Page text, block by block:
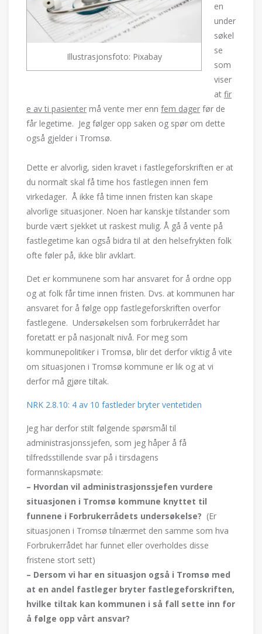
Illustrasjonsfoto: Pixabay
en
under
søkel
se
som
viser
at fir
e av ti pasienter må vente mer enn fem dager før de
får legetime. Jeg følger opp saken og spør om dette
også gjelder i Tromsø.
Dette er alvorlig, siden kravet i fastlegeforskriften er at
du normalt skal få time hos fastlegen innen fem
virkedager. Å ikke få time innen fristen kan skape
alvorlige situasjoner. Noen har kanskje tilstander som
burde vært sjekket ut raskest mulig. Å gå å vente på
fastlegetime kan også bidra til at den helsefrykten folk
ofte føler på, ikke blir avklart.
Det er kommunene som har ansvaret for å ordne opp
og at folk får time innen fristen. Dvs. at kommunen har
ansvaret for å følge opp fastlegeforskriften overfor
fastlegene. Undersøkelsen som forbrukerrådet har
foretatt er på nasjonalt nivå. For meg som
kommunepolitiker i Tromsø, blir det derfor viktig å vite
om situasjonen i Tromsø kommune er lik og at vi
derfor må gjøre tiltak.
NRK 2.8.10: 4 av 10 fastleder bryter ventetiden
Jeg har derfor stilt følgende spørsmål til
administrasjonssjefen, som jeg håper å få
tilfredsstillende svar på i tirsdagens
formannskapsmøte:
– Hvordan vil administrasjonssjefen vurdere
situasjonen i Tromsø kommune knyttet til
funnene i Forbrukerrådets undersøkelse? (Er
situasjonen i Tromsø tilnærmet den samme som hva
Forbrukerrådet har funnet eller overholdes disse
fristene stort sett)
– Dersom vi har en situasjon også i Tromsø med
at en andel fastleger bryter fastlegeforskriften,
hvilke tiltak kan kommunen i så fall sette inn for
å følge opp vårt ansvar?